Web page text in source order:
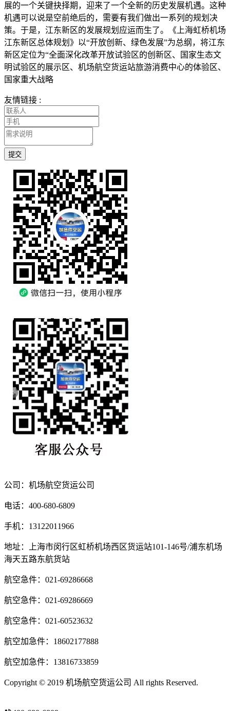
展的一个关键抉择期，迎来了一个全新的历史发展机遇。这种
机遇可以说是空前绝后的，需要有我们做出一系列的规划决
策。于是，江东新区的发展规划应运而生了。《上海虹桥机场
江东新区总体规划》以“开放创新、绿色发展”为总纲，将江东
新区定位为“全面深化改革开放试验区的创新区、国家生态文
明试验区的展示区、机场航空货运站旅游消费中心的体验区、
国家重大战略
友情链接 :
提交
公司：机场航空货运公司
电话：400-680-6809
手机：13122011966
地址：上海市闵行区虹桥机场西区货运站101-146号/浦东机场
海天五路东航货站
航空急件：021-69286668
航空急件：021-69286669
航空急件：021-60523632
航空加急件：18602177888
航空加急件：13816733859
Copyright © 2019 机场航空货运公司 All rights Reserved.